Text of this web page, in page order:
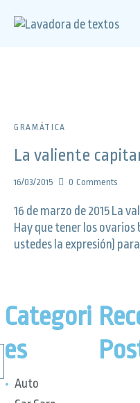
GRAMÁTICA
La valiente
16/03/2015 0 Comments
16 de marzo de 2015 La
Hay que tener los ovarios
ustedes la expresión)
Categori
es
Auto